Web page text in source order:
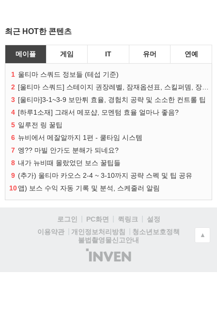
최근 HOT한 콘텐츠
메이플 게임 IT 유머 연예
1 울티마 스쿼드 정보들 (테섭 기준)
2
3 [울티마]3-1~3-9 보만튀 효율, 경험치 공략 및 소소한 컨트롤 팁
4 [하루1소재] 그래서 메포샵, 모멘텀 효율 얼마나 좋음?
5 일루전 링 꿀팁
6 뉴비에서 메잘알까지 1편 - 쿨타임 시스템
7 엥?? 마빌 안가도 분해가 되네요?
8 내가 뉴비때 몰랐었던 보스 꿀팁들
9 (추가) 울티마 카오스 2-4 ~ 3-10까지 공략 스펙 및 팁 공유
10앱) 보스 수익 자동 기록 및 분석, 스케줄러 알림
로그인 PC화면 퀵링크
설정
이용약관
개인정보처리방침
청소년보호정책
불법촬영물신고안내
(주)
인
▲